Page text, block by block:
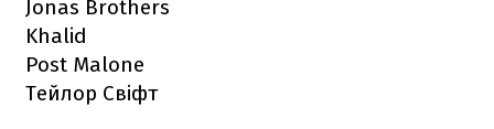
Jonas Brothers
Khalid
Post Malone
Тейлор Свіфт